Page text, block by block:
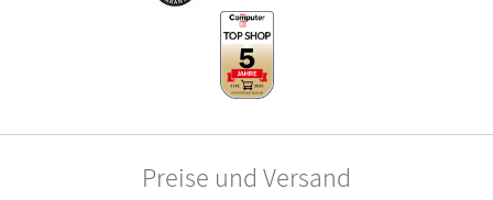
Preise und Versand